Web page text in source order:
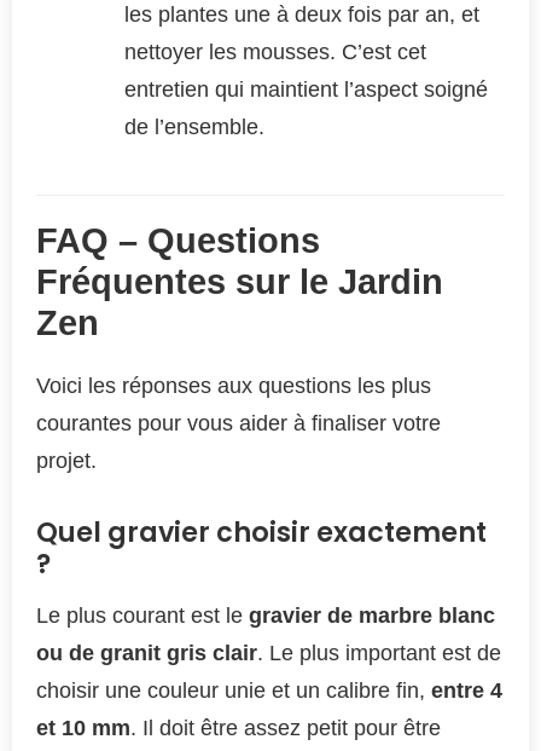
les plantes une à deux fois par an, et
nettoyer les mousses. C’est cet
entretien qui maintient l’aspect soigné
de l’ensemble.
FAQ – Questions
Fréquentes sur le Jardin
Zen
Voici les réponses aux questions les plus
courantes pour vous aider à finaliser votre
projet.
Quel gravier choisir exactement
?
Le plus courant est le gravier de marbre blanc
ou de granit gris clair. Le plus important est de
choisir une couleur unie et un calibre fin, entre 4
et 10 mm. Il doit être assez petit pour être